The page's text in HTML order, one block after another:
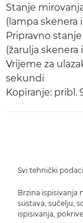
Stanje
(lampa skenera
Pripravno
(žarulja skenera
Vrijeme za
sekundi
Kopiranje: pribl.
Svi tehnički
Brzina ispisivanja
sustava, sučelju,
ispisivanja,